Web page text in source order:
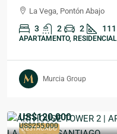
La Vega, Pontón Abajo
3 2 2 111
APARTAMENTO, RESIDENCIAL
Murcia Group
DESTACADO
US$120,000
US$255,000